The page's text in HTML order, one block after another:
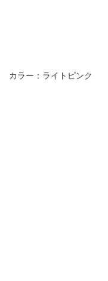
カラー：ライトピンク